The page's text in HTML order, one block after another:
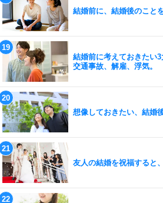
結婚前に、結婚後のこと
結婚前に考えておきたい3
交通事故、解雇、浮気。
想像しておきたい、結婚
友人の結婚を祝福すると